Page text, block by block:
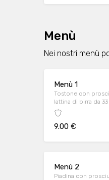
Menù
Nei nostri menù
Menù 1
Tostone con
lattina di birra da 33
9.00 €
Menù 2
Piadina con